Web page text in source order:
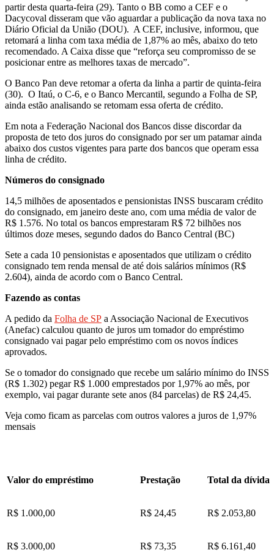
partir desta quarta-feira (29). Tanto o BB como a CEF e o
Dacycoval disseram que vão aguardar a publicação da nova taxa no
Diário Oficial da União (DOU). A CEF, inclusive, informou, que
retomará a linha com taxa média de 1,87% ao mês, abaixo do teto
recomendado. A Caixa disse que “reforça seu compromisso de se
posicionar entre as melhores taxas de mercado”.
O Banco Pan deve retomar a oferta da linha a partir de quinta-feira
(30). O Itaú, o C-6, e o Banco Mercantil, segundo a Folha de SP,
ainda estão analisando se retomam essa oferta de crédito.
Em nota a Federação Nacional dos Bancos disse discordar da
proposta de teto dos juros do consignado por ser um patamar ainda
abaixo dos custos vigentes para parte dos bancos que operam essa
linha de crédito.
Números do consignado
14,5 milhões de aposentados e pensionistas INSS buscaram crédito
do consignado, em janeiro deste ano, com uma média de valor de
R$ 1.576. No total os bancos emprestaram R$ 72 bilhões nos
últimos doze meses, segundo dados do Banco Central (BC)
Sete a cada 10 pensionistas e aposentados que utilizam o crédito
consignado tem renda mensal de até dois salários mínimos (R$
2.604), ainda de acordo com o Banco Central.
Fazendo as contas
A pedido da Folha de SP a Associação Nacional de Executivos
(Anefac) calculou quanto de juros um tomador do empréstimo
consignado vai pagar pelo empréstimo com os novos índices
aprovados.
Se o tomador do consignado que recebe um salário mínimo do INSS
(R$ 1.302) pegar R$ 1.000 emprestados por 1,97% ao mês, por
exemplo, vai pagar durante sete anos (84 parcelas) de R$ 24,45.
Veja como ficam as parcelas com outros valores a juros de 1,97%
mensais
Valor do empréstimo Prestação Total da dívida
R$ 1.000,00 R$ 24,45 R$ 2.053,80
R$ 3.000,00 R$ 73,35 R$ 6.161,40